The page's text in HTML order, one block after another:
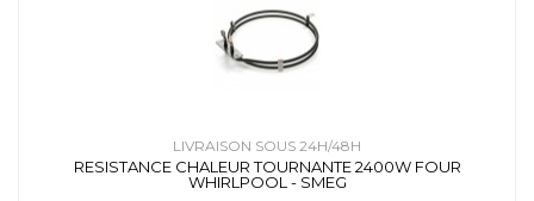
LIVRAISON SOUS 24H/48H
RESISTANCE CHALEUR TOURNANTE 2400W FOUR
WHIRLPOOL - SMEG